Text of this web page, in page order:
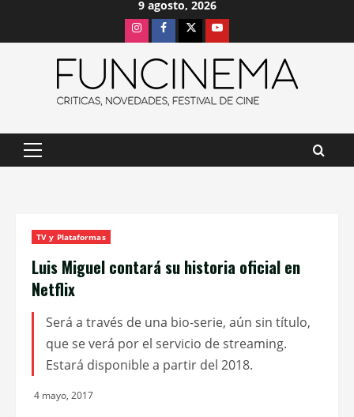
9 agosto, 2026
InstagramFacebook
X Youtube
Menú
TV y Plataformas
Luis Miguel contará su historia oficial en
Netflix
Será a través de una bio-serie, aún sin título,
que se verá por el servicio de streaming.
Estará disponible a partir del 2018.
4 mayo, 2017